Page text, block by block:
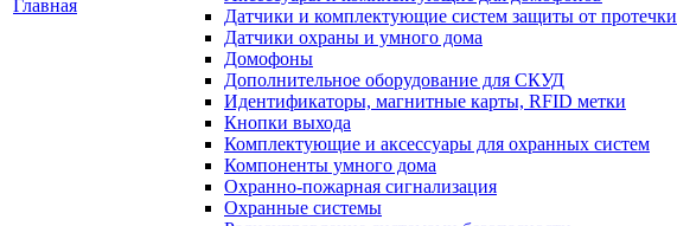
Главная
Датчики и комплектующие систем защиты от протечки
Датчики охраны и умного дома
Домофоны
Дополнительное оборудование для СКУД
Идентификаторы, магнитные карты, RFID метки
Кнопки выхода
Комплектующие и аксессуары для охранных систем
Компоненты умного дома
Охранно-пожарная сигнализация
Охранные системы